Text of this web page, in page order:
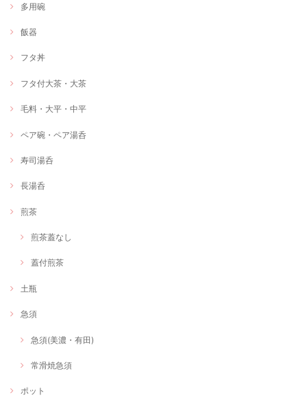
多用碗
飯器
フタ丼
フタ付大茶・大茶
毛料・大平・中平
ペア碗・ペア湯呑
寿司湯呑
長湯呑
煎茶
煎茶蓋なし
蓋付煎茶
土瓶
急須
急須(美濃・有田)
常滑焼急須
ポット